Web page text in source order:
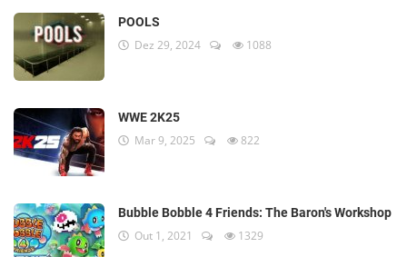
POOLS
Dez 29, 2024 1088
WWE 2K25
Mar 9, 2025 822
Bubble Bobble 4 Friends: The Baron's Workshop
Out 1, 2021 1329